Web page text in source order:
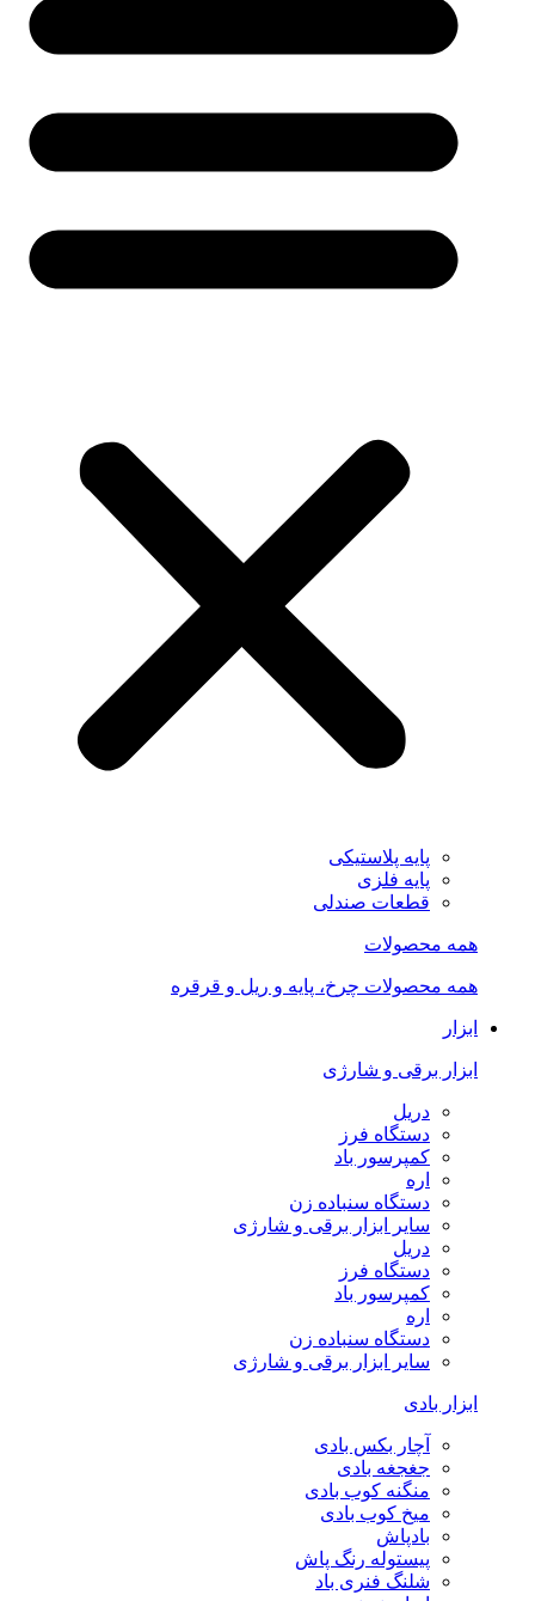
پایه پلاستیکی
پایه فلزی
قطعات صندلی
همه محصولات
همه محصولات چرخ، پایه و ریل و قرقره
ابزار
ابزار برقی و شارژی
دریل
دستگاه فرز
کمپرسور باد
اره
دستگاه سنباده زن
سایر ابزار برقی و شارژی
دریل
دستگاه فرز
کمپرسور باد
اره
دستگاه سنباده زن
سایر ابزار برقی و شارژی
ابزار بادی
آچار بکس بادی
جغجغه بادی
منگنه کوب بادی
میخ کوب بادی
بادپاش
پیستوله رنگ پاش
شلنگ فنری باد